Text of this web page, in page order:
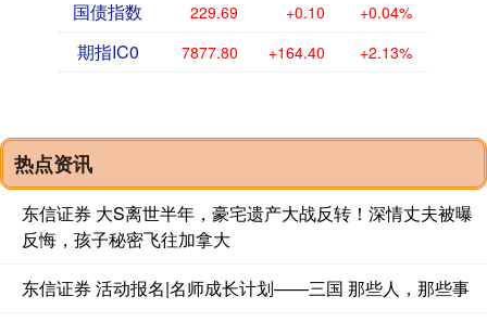
国债指数 229.69 +0.10 +0.04%
期指IC0 7877.80 +164.40 +2.13%
热点资讯
东信证券 大S离世半年，豪宅遗产大战反转！深情丈夫被曝
反悔，孩子秘密飞往加拿大
东信证券 活动报名|名师成长计划——三国 那些人，那些事